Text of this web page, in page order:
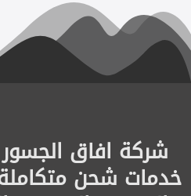
شركة افاق الجسور
خدمات شحن